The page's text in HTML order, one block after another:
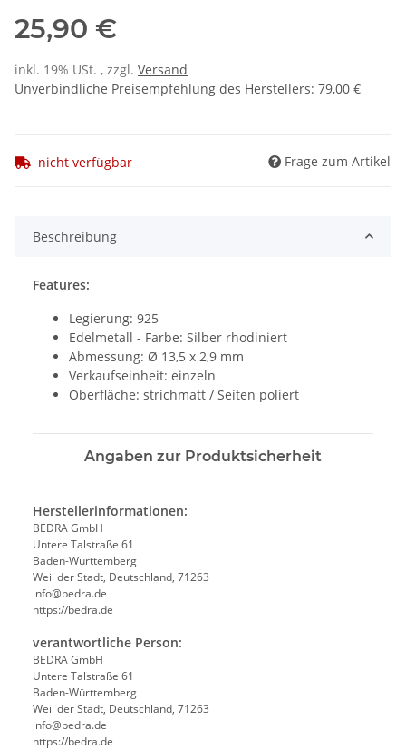
25,90 €
inkl. 19% USt. , zzgl. Versand
Unverbindliche Preisempfehlung des Herstellers: 79,00 €
nicht verfügbar Frage zum Artikel
Beschreibung
Features:
Legierung: 925
Edelmetall - Farbe: Silber rhodiniert
Abmessung: Ø 13,5 x 2,9 mm
Verkaufseinheit: einzeln
Oberfläche: strichmatt / Seiten poliert
Angaben zur Produktsicherheit
Herstellerinformationen:
BEDRA GmbH
Untere Talstraße 61
Baden-Württemberg
Weil der Stadt, Deutschland, 71263
info@bedra.de
https://bedra.de
verantwortliche Person:
BEDRA GmbH
Untere Talstraße 61
Baden-Württemberg
Weil der Stadt, Deutschland, 71263
info@bedra.de
https://bedra.de